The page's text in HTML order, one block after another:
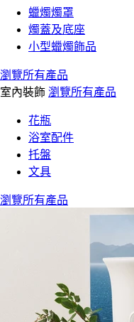
蠟燭燭罩
燭蓋及底座
小型蠟燭飾品
瀏覽所有產品
室內裝飾 瀏覽所有產品
花瓶
浴室配件
托盤
文具
瀏覽所有產品